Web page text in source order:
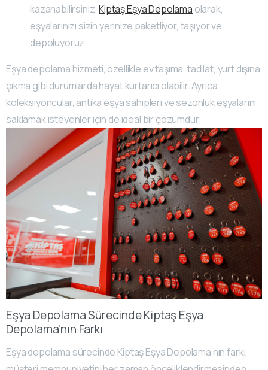
kazanabilirsiniz.Kiptaş Eşya Depolama olarak,
eşyalarınızı sizin yerinize paketliyor, taşıyor ve
depoluyoruz.
Eşya depolama hizmeti, özellikle ev taşıma, tadilat, yurt dışına
çıkma gibi durumlarda hayat kurtarıcı olabilir. Ayrıca,
koleksiyoncular, antika eşya sahipleri ve sezonluk eşyalarını
saklamak isteyenler için de ideal bir çözümdür.
Eşya Depolama Sürecinde Kiptaş Eşya
Depolama’nın Farkı
Eşya depolama sürecinde Kiptaş Eşya Depolama’nın farkı,